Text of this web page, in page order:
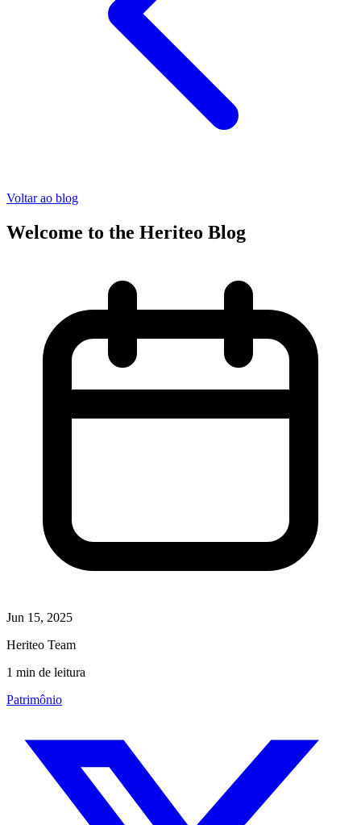
Voltar ao blog
Welcome to the Heriteo Blog
Jun 15, 2025
Heriteo Team
1 min de leitura
Patrimônio